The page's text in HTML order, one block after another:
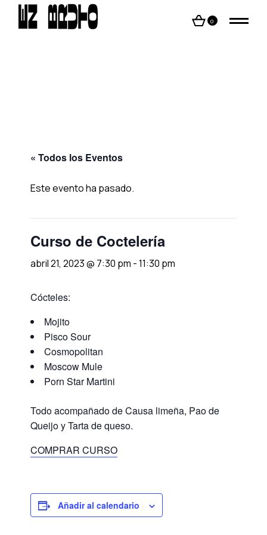
content
0
« Todos los Eventos
Este evento ha pasado.
Curso de Coctelería
abril 21, 2023 @ 7:30 pm -11:30 pm
Cócteles:
Mojito
Pisco Sour
Cosmopolitan
Moscow Mule
Porn Star Martini
Todo acompañado de Causa limeña, Pao de
Queijo y Tarta de queso.
COMPRAR CURSO
Añadir al calendario